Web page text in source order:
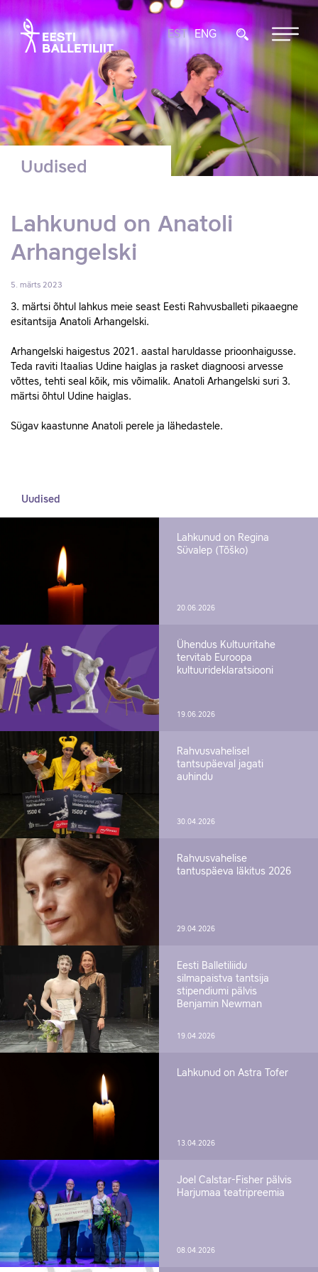
EST ENG
Uudised
Lahkunud on Anatoli
Arhangelski
5. märts 2023
3. märtsi õhtul lahkus meie seast Eesti Rahvusballeti pikaaegne
esitantsija Anatoli Arhangelski.
Arhangelski haigestus 2021. aastal haruldasse prioonhaigusse.
Teda raviti Itaalias Udine haiglas ja rasket diagnoosi arvesse
võttes, tehti seal kõik, mis võimalik. Anatoli Arhangelski suri 3.
märtsi õhtul Udine haiglas.
Sügav kaastunne Anatoli perele ja lähedastele.
Uudised
Lahkunud on Regina
Süvalep (Tõško)
20.06.2026
Ühendus Kultuuritahe
tervitab Euroopa
kultuurideklaratsiooni
19.06.2026
Rahvusvahelisel
tantsupäeval jagati
auhindu
30.04.2026
Rahvusvahelise
tantuspäeva läkitus 2026
29.04.2026
Eesti Balletiliidu
silmapaistva tantsija
stipendiumi pälvis
Benjamin Newman
19.04.2026
Lahkunud on Astra Tofer
13.04.2026
Joel Calstar-Fisher pälvis
Harjumaa teatripreemia
08.04.2026